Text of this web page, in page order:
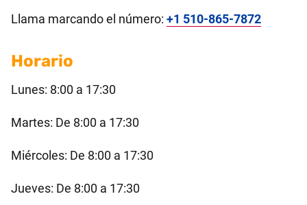
Llama marcando el número: +1 510-865-7872
Horario
Lunes: 8:00 a 17:30
Martes: De 8:00 a 17:30
Miércoles: De 8:00 a 17:30
Jueves: De 8:00 a 17:30